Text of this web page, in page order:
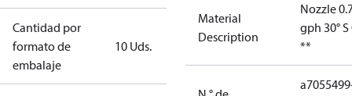
Cantidad por
formato de
embalaje
10 Uds.
Material
Description
Nozzle
gph 30°
**